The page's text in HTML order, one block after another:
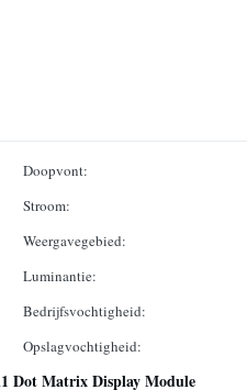
Doopvont:
Stroom:
Weergavegebied:
Luminantie:
Bedrijfsvochtigheid:
Opslagvochtigheid:
Dot Matrix Display Module